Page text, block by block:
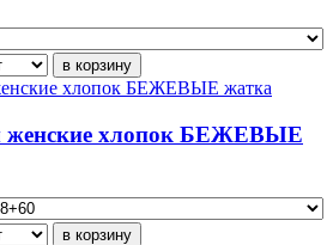
женские хлопок БЕЖЕВЫЕ